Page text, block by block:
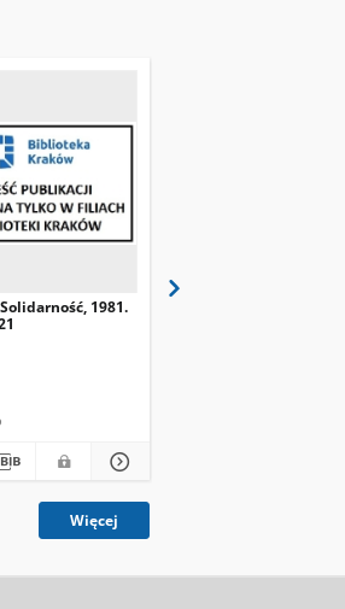
1981.
Więcej